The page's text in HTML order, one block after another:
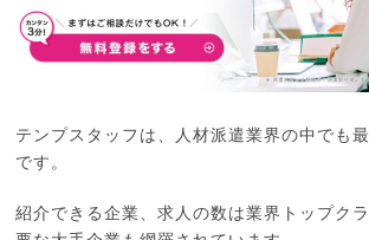
テンプスタッフは、人材派遣業界の中でも
です。
紹介できる企業、求人の数は業界トップク